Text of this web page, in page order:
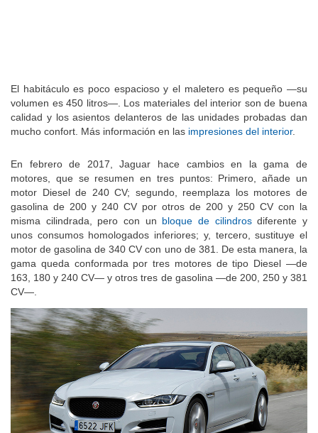
El habitáculo es poco espacioso y el maletero es pequeño —su
volumen es 450 litros—. Los materiales del interior son de buena
calidad y los asientos delanteros de las unidades probadas dan
mucho confort. Más información en las impresiones del interior.
En febrero de 2017, Jaguar hace cambios en la gama de
motores, que se resumen en tres puntos: Primero, añade un
motor Diesel de 240 CV; segundo, reemplaza los motores de
gasolina de 200 y 240 CV por otros de 200 y 250 CV con la
misma cilindrada, pero con un bloque de cilindrosdiferente y
unos consumos homologados inferiores; y, tercero, sustituye el
motor de gasolina de 340 CV con uno de 381. De esta manera, la
gama queda conformada por tres motores de tipo Diesel —de
163, 180 y 240 CV— y otros tres de gasolina —de 200, 250 y 381
CV—.